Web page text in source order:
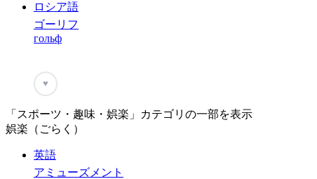
ロシア語
ゴーリフ
гольф
♥
「スポーツ・趣味・娯楽」カテゴリの一部を表示
娯楽（ごらく）
英語
アミューズメント